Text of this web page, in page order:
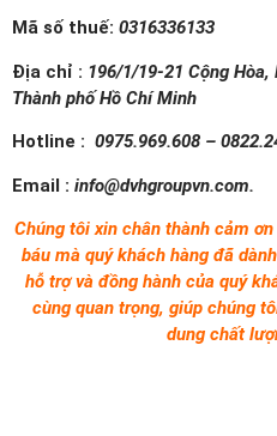
Mã số thuế: 0316336133
Địa chỉ : 196/1/19-21 Cộng Hòa,
Thành phố Hồ Chí Minh
Hotline : 0975.969.608 –
Email : info@dvhgroupvn.com.
Chúng tôi xin chân thành cảm
báu mà quý khách hàng đã
hỗ trợ và đồng hành của quý
cùng quan trọng, giúp chúng
dung chất